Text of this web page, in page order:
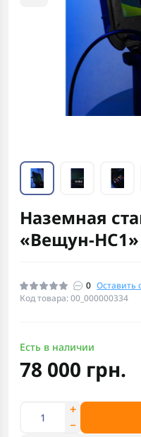
Наземная
«Вещун-НС1»
0 Оставить
Код товара: 00_000000334
Есть в наличии
78 000 грн.